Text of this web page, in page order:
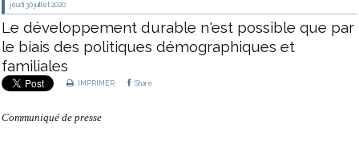
jeudi 30 juillet 2020
Le développement durable n'est possible que par
le biais des politiques démographiques et
familiales
IMPRIMER Share
Communiqué de presse